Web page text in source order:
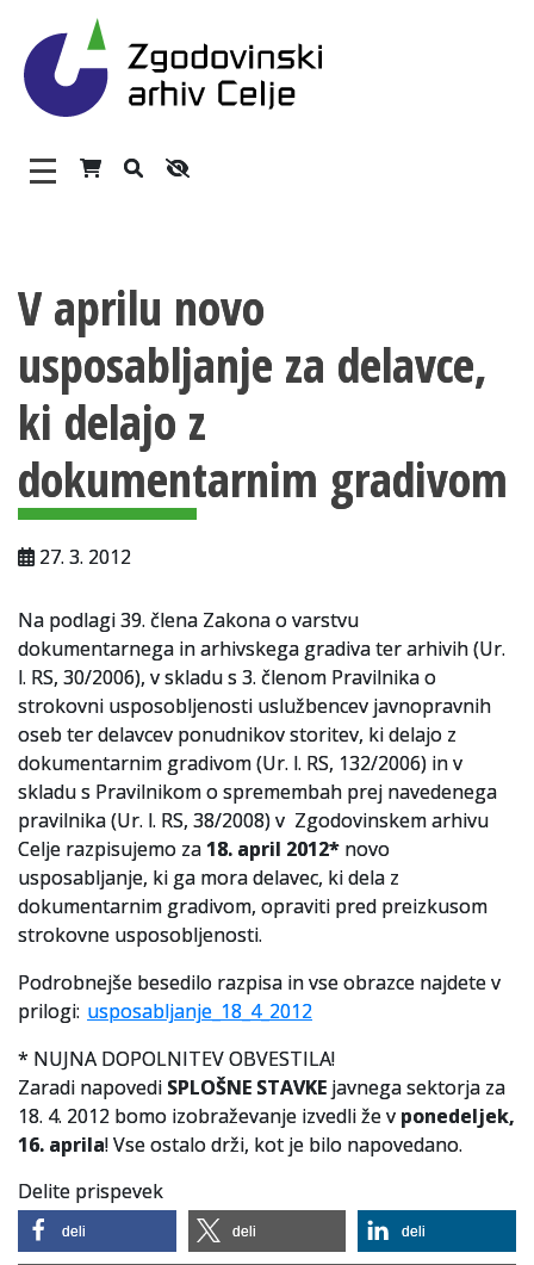
Zgodovinski arhiv Celje –
Glavni meni
Zaposleni
Varstvo osebnih podatkov
Katalog informacij javnega značaja
Zakonodaja
Za uporabnike
Vloga za čitalnico
Vodnik po fondih in zbirkah
VAČ – VIRTUALNA ARHIVSKA ČITALNICA
Za ustvarjalce
Strokovna usposabljanja za uslužbence
Gradivo
Arhivske škatle
Projekti
Slovenski elektronski arhiv
Virtualni.ZAC
V aprilu novo
usposabljanje za delavce,
ki delajo z
dokumentarnim gradivom
27. 3. 2012
Na podlagi 39. člena Zakona o varstvu
dokumentarnega in arhivskega gradiva ter arhivih (Ur.
l. RS, 30/2006), v skladu s 3. členom Pravilnika o
strokovni usposobljenosti uslužbencev javnopravnih
oseb ter delavcev ponudnikov storitev, ki delajo z
dokumentarnim gradivom (Ur. l. RS, 132/2006) in v
skladu s Pravilnikom o spremembah prej navedenega
pravilnika (Ur. l. RS, 38/2008) v Zgodovinskem arhivu
Celje razpisujemo za18. april 2012* novo
usposabljanje, ki ga mora delavec, ki dela z
dokumentarnim gradivom, opraviti pred preizkusom
strokovne usposobljenosti.
Podrobnejše besedilo razpisa in vse obrazce najdete v
prilogi: usposabljanje_18_4_2012
* NUJNA DOPOLNITEV OBVESTILA!
Zaradi napovedi SPLOŠNE STAVKE javnega sektorja za
18. 4. 2012 bomo izobraževanje izvedli že v ponedeljek,
16. aprila! Vse ostalo drži, kot je bilo napovedano.
Delite prispevek
deli deli deli